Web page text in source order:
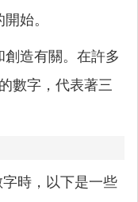
始。
創造有關。在許多
數字，代表著三
時，以下是一些